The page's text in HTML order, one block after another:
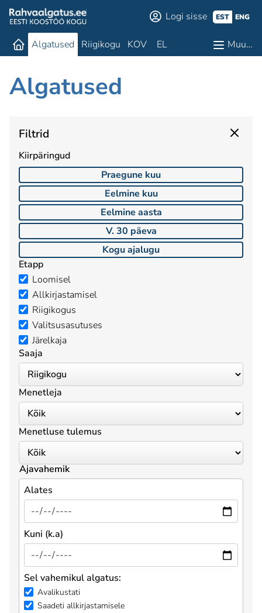
Logi sisse EST ENG
Algatused Riigikogu KOV EL Muu…
Algatused
Filtrid
Kiirpäringud
Praegune kuu
Eelmine kuu
Eelmine aasta
V. 30 päeva
Kogu ajalugu
Etapp
Loomisel
Allkirjastamisel
Riigikogus
Valitsusasutuses
Järelkaja
Saaja
Menetleja
Menetluse tulemus
Ajavahemik
Alates
Kuni (k.a)
Sel vahemikul algatus:
Avalikustati
Saadeti allkirjastamisele